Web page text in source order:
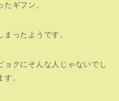
ギフン。
ったようです。
ョクにそんな人じゃないでし
。